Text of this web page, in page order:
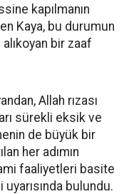
kapılmanın
Kaya, bu durumun
bir zaaf
Allah rızası
sürekli eksik ve
de büyük bir
her adımın
faaliyetleri basite
bulundu.